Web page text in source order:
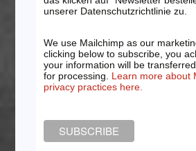
unserer Datenschutzrichtlinie zu.
We use Mailchimp as our
clicking below to subscribe, you
your information will be
for processing. Learn more about
privacy practices here.